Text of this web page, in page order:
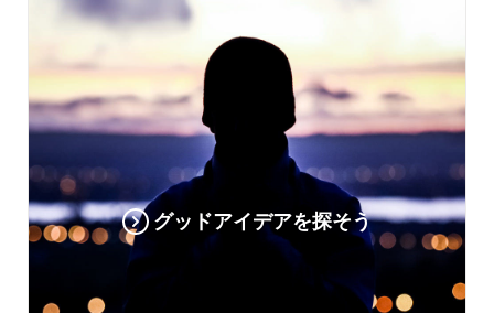
グッドアイデアを探そう